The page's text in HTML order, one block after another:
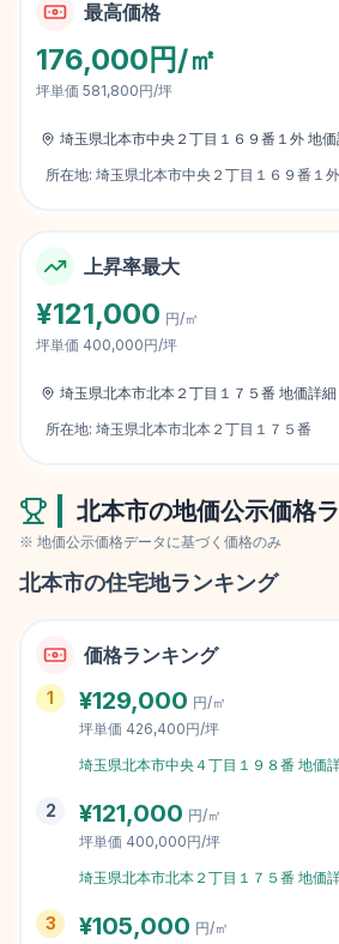
最高価格
176,000円/㎡
坪単価 581,800円/坪
埼玉県北本市中央２丁目１６９番１外 地
所在地: 埼玉県北本市中央２丁目１６９番１外
上昇率最大
¥121,000 円/㎡
坪単価 400,000円/坪
埼玉県北本市北本２丁目１７５番 地価詳細
所在地: 埼玉県北本市北本２丁目１７５番
北本市の地価公示価格
※ 地価公示価格データに基づく価格のみ
北本市の住宅地ランキング
価格ランキング
1 ¥129,000 円/㎡
坪単価 426,400円/坪
埼玉県北本市中央４丁目１９８番 地価
2 ¥121,000 円/㎡
坪単価 400,000円/坪
埼玉県北本市北本２丁目１７５番 地価
3 ¥105,000 円/㎡